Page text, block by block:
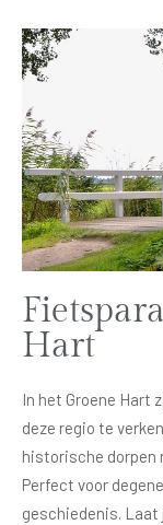
Hart
In het Groene Hart
deze regio te
historische dorpen
Perfect voor
geschiedenis. Laat